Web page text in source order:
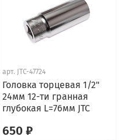
арт. JTC-47724
Головка торцевая 1/2"
24мм 12-ти гранная
глубокая L=76мм JTC
650 ₽